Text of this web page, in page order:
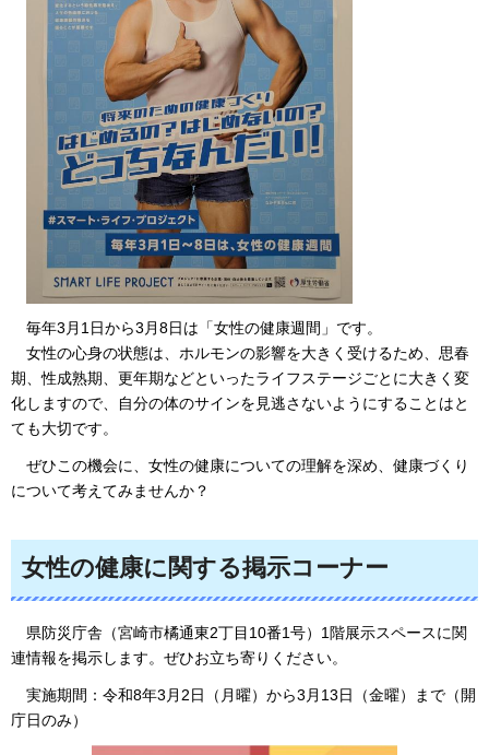
毎年3月1日から3月8日は「女性の健康週間」です。
女性の心身の状態は、ホルモンの影響を大きく受けるため、思春
期、性成熟期、更年期などといったライフステージごとに大きく変
化しますので、自分の体のサインを見逃さないようにすることはと
ても大切です。
ぜひこの機会に、女性の健康についての理解を深め、健康づくり
について考えてみませんか？
女性の健康に関する掲示コーナー
県防災庁舎（宮崎市橘通東2丁目10番1号）1階展示スペースに関
連情報を掲示します。ぜひお立ち寄りください。
実施期間：令和8年3月2日（月曜）から3月13日（金曜）まで（開
庁日のみ）